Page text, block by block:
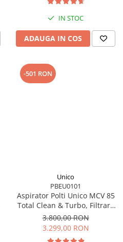
IN STOC
ADAUGA IN COS
-501 RON
Unico
PBEU0101
Aspirator Polti Unico MCV 85
Total Clean & Turbo, Filtrare
Multiciclonica 5 Stadii, Functie
Igienizare Abur si Uscare ,
2200 W, Filtru Hepa, Auriu
3.800,00 RON
3.299,00 RON